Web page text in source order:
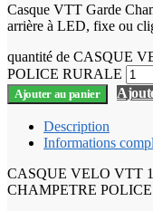
Casque VTT Garde
arrière à LED, fixe ou
quantité de CASQUE
POLICE RURALE
Ajouter au panier
Description
Informations
CASQUE VELO VTT
CHAMPETRE